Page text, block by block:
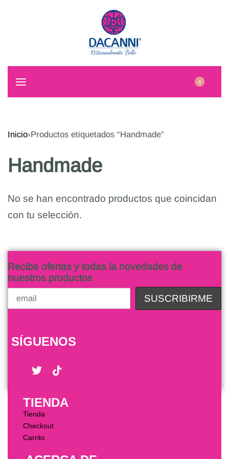
0
Inicio›Productos etiquetados “Handmade”
Handmade
No se han encontrado productos que coincidan
con tu selección.
Recibe ofertas y todas la novedades de
nuestros productos
SÍGUENOS
TIENDA
Tienda
Checkout
Carrito